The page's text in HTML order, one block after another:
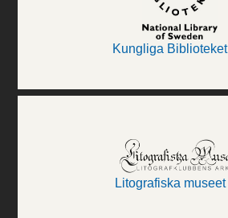
Kungliga Biblioteket
Litografiska museet